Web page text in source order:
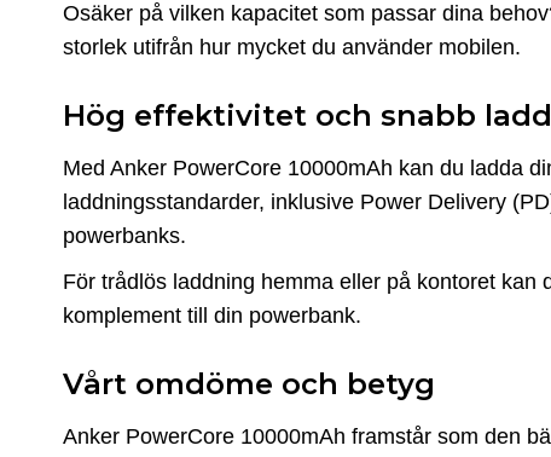
Osäker på vilken kapacitet som passar dina
storlek utifrån hur mycket du använder mobilen.
Hög effektivitet och snabb
Med Anker PowerCore 10000mAh kan du ladda
laddningsstandarder, inklusive Power Delivery
powerbanks.
För trådlös laddning hemma eller på kontoret kan
komplement till din powerbank.
Vårt omdöme och betyg
Anker PowerCore 10000mAh framstår som den